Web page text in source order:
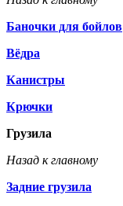
Баночки для бойлов
Вёдра
Канистры
Крючки
Грузила
Назад к главному
Задние грузила